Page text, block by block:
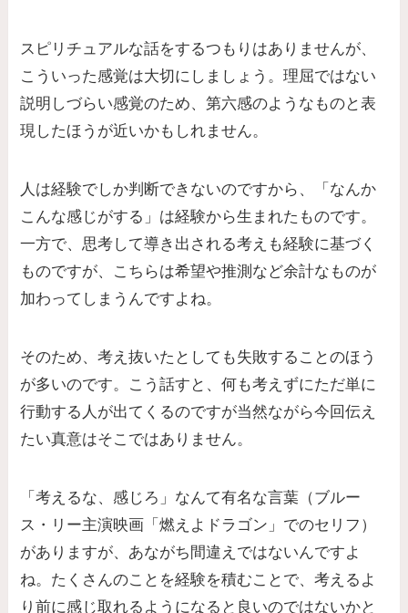
スピリチュアルな話をするつもりはありませんが、
こういった感覚は大切にしましょう。理屈ではない
説明しづらい感覚のため、第六感のようなものと表
現したほうが近いかもしれません。
人は経験でしか判断できないのですから、「なんか
こんな感じがする」は経験から生まれたものです。
一方で、思考して導き出される考えも経験に基づく
ものですが、こちらは希望や推測など余計なものが
加わってしまうんですよね。
そのため、考え抜いたとしても失敗することのほう
が多いのです。こう話すと、何も考えずにただ単に
行動する人が出てくるのですが当然ながら今回伝え
たい真意はそこではありません。
「考えるな、感じろ」なんて有名な言葉（ブルー
ス・リー主演映画「燃えよドラゴン」でのセリフ）
がありますが、あながち間違えではないんですよ
ね。たくさんのことを経験を積むことで、考えるよ
り前に感じ取れるようになると良いのではないかと